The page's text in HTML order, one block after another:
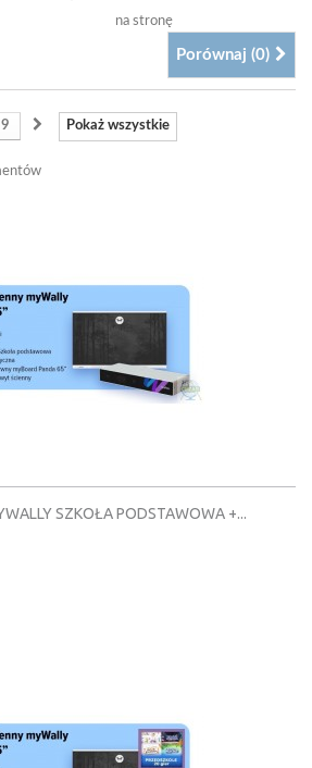
na stronę
Porównaj (0)
Pokaż wszystkie
9
SZKOŁA PODSTAWOWA +...